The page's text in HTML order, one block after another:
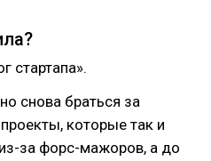
стартапа».
снова браться за
которые так и
за форс-мажоров, а до